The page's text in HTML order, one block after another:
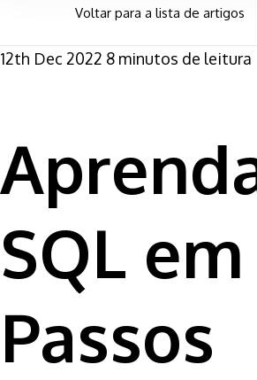
Voltar para a lista de artigos
12th Dec 2022 8 minutos de leitura
SQL
Passos